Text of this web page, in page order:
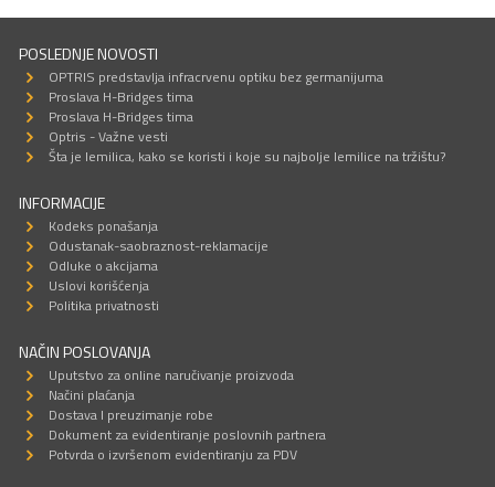
POSLEDNJE NOVOSTI
OPTRIS predstavlja infracrvenu optiku bez germanijuma
Proslava H-Bridges tima
Proslava H-Bridges tima
Optris - Važne vesti
Šta je lemilica, kako se koristi i koje su najbolje lemilice na tržištu?
INFORMACIJE
Kodeks ponašanja
Odustanak-saobraznost-reklamacije
Odluke o akcijama
Uslovi korišćenja
Politika privatnosti
NAČIN POSLOVANJA
Uputstvo za online naručivanje proizvoda
Načini plaćanja
Dostava I preuzimanje robe
Dokument za evidentiranje poslovnih partnera
Potvrda o izvršenom evidentiranju za PDV